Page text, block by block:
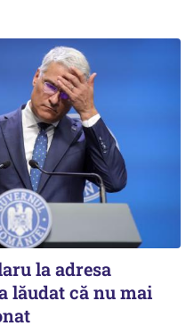
la adresa
lăudat că nu mai